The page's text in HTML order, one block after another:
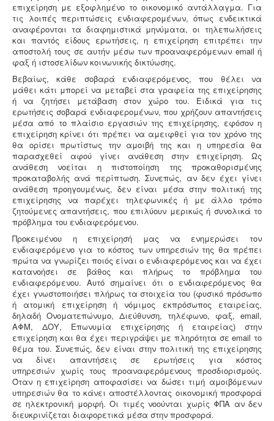
Κτηματολόγιο - .Η υποβολή δηλώσεων στο
κτηματολόγιο ξεκίνησε, ένας τρόπος για να
αποφευχθεί η ταλαιπωρία είναι να υποβληθεί η
δήλωση ηλεκτρονικά μέσω ίντερνετ.
επιχείρηση με εξοφλημένο το οικονομικό αντάλλαγμα. Για
τις λοιπές περιπτώσεις ενδιαφερομένων, όπως ενδεικτικά
αναφέρονται τα διαφημιστικά μηνύματα, οι τηλεπωλήσεις
και παντός είδους ερωτήσεις, η επιχείρηση επιτρέπει την
αποστολή τους σε αυτήν μέσω των προαναφερόμενων email ή
φαξ ή ιστοσελίδων κοινωνικής δικτύωσης.
Βεβαίως, κάθε σοβαρά ενδιαφερόμενος, που θέλει να
μάθει κάτι μπορεί να μεταβεί στα γραφεία της επιχείρησης
ή να ζητήσει μετάβαση στον χώρο του. Ειδικά για τις
ερωτήσεις σοβαρά ενδιαφερομένων, που χρήζουν απαντήσεις
μέσα από το πλαίσιο εργασιών της επιχείρησης, εφόσον η
επιχείρηση κρίνει ότι πρέπει να αμειφθεί για τον χρόνο της
θα ορίσει πρωτίστως την αμοιβή της και η υπηρεσία θα
παρασχεθεί αφού γίνει ανάθεση στην επιχείρηση. Ως
ανάθεση νοείται η πιστοποίηση της προκαθορισμένης
προκαταβολής ανά περίπτωση. Συνεπώς, αν δεν έχει γίνει
ανάθεση προηγουμένως, δεν είναι μέσα στην πολιτική της
επιχείρησης να παρέχει τηλεφωνικές ή με άλλο τρόπο
ζητούμενες απαντήσεις, που επιλύουν μερικώς ή συνολικά το
πρόβλημα του ενδιαφερόμενου.
Προκειμένου η επιχείρησή μας να ενημερώσει τον
ενδιαφερόμενο για το κόστος των υπηρεσιών της θα πρέπει
πρώτα να γνωρίζει ποιός είναι ο ενδιαφερόμενος και να έχει
κατανοήσει σε βάθος και πλήρως το πρόβλημα του
ενδιαφερόμενου. Αυτό σημαίνει ότι ο ενδιαφερόμενος θα
έχει γνωστοποιήσει πλήρως τα στοιχεία του (φυσικό πρόσωπο
ή ατομική επιχείρηση ή νόμιμος εκπρόσωπος εταιρείας,
δηλαδή Ονοματεπώνυμο, Διεύθυνση, τηλέφωνο, φαξ, email,
ΑΦΜ, ΔΟΥ, Επωνυμία επιχείρησης ή εταιρείας) στην
επιχείρηση και θα έχει περιγράψει με πληρότητα σε email το
θέμα του. Συνεπώς, δεν είναι στην πολιτική της επιχείρησης
να δίνει απαντήσεις σε ερωτήσεις για κόστος
υπηρεσιών χωρίς τους προαναφερόμενους προσδιορισμούς.
Όταν η επιχείρηση αποφασίσει να δώσει τιμή αμοιβόμενων
υπηρεσιών θα το κάνει αποστέλλοντας οικονομική προσφορά
σε ηλεκτρονική μορφή. Οι τιμές νοούνται χωρίς ΦΠΑ αν δεν
διευκρινίζεται διαφορετικά μέσα στην προσφορά.